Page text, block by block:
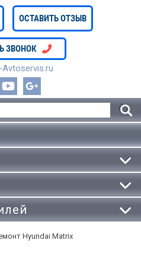
ОСТАВИТЬ ОТЗЫВ
ЗВОНОК
Hyundai Matrix